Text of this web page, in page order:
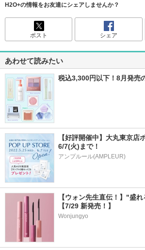
H2O+の情報をお友達にシェアしませんか？
ポスト シェア
あわせて読みたい
税込3,300円以下！8月発売
【好評開催中】大丸東京店
6/7(火)まで！
アンプルール(AMPLEUR)
【ウォン先生直伝！】"盛
【7/29 新発売！】
Wonjungyo